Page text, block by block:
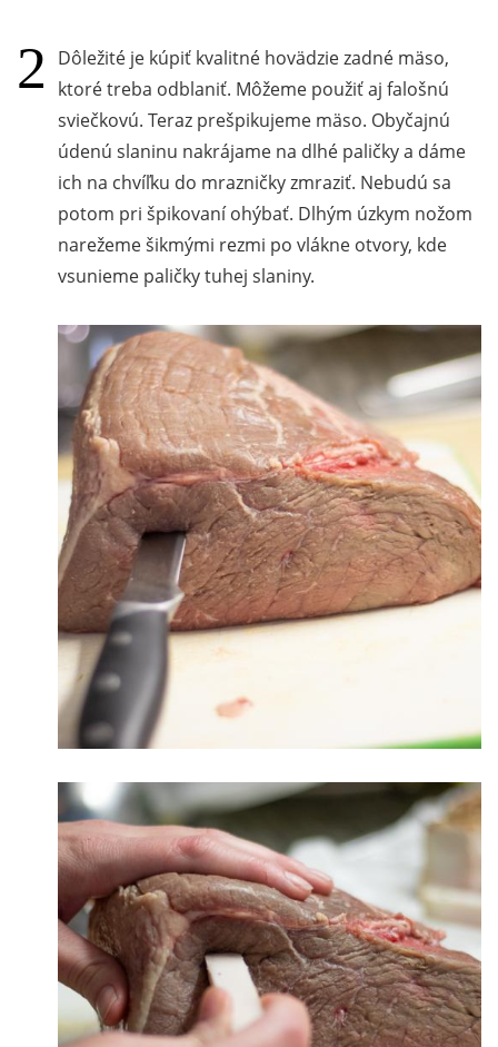
Dôležité je kúpiť kvalitné hovädzie zadné mäso,
ktoré treba odblaniť. Môžeme použiť aj falošnú
sviečkovú. Teraz prešpikujeme mäso. Obyčajnú
údenú slaninu nakrájame na dlhé paličky a dáme
ich na chvíľku do mrazničky zmraziť. Nebudú sa
potom pri špikovaní ohýbať. Dlhým úzkym nožom
narežeme šikmými rezmi po vlákne otvory, kde
vsunieme paličky tuhej slaniny.